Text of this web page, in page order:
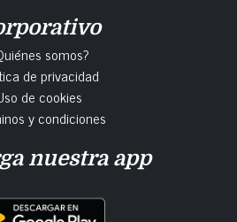
somos?
de privacidad
de cookies
y condiciones
nuestra app